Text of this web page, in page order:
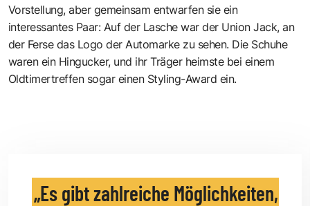
Vorstellung, aber gemeinsam entwarfen sie ein
interessantes Paar: Auf der Lasche war der Union Jack, an
der Ferse das Logo der Automarke zu sehen. Die Schuhe
waren ein Hingucker, und ihr Träger heimste bei einem
Oldtimertreffen sogar einen Styling-Award ein.
Es gibt zahlreiche Möglichkeiten,